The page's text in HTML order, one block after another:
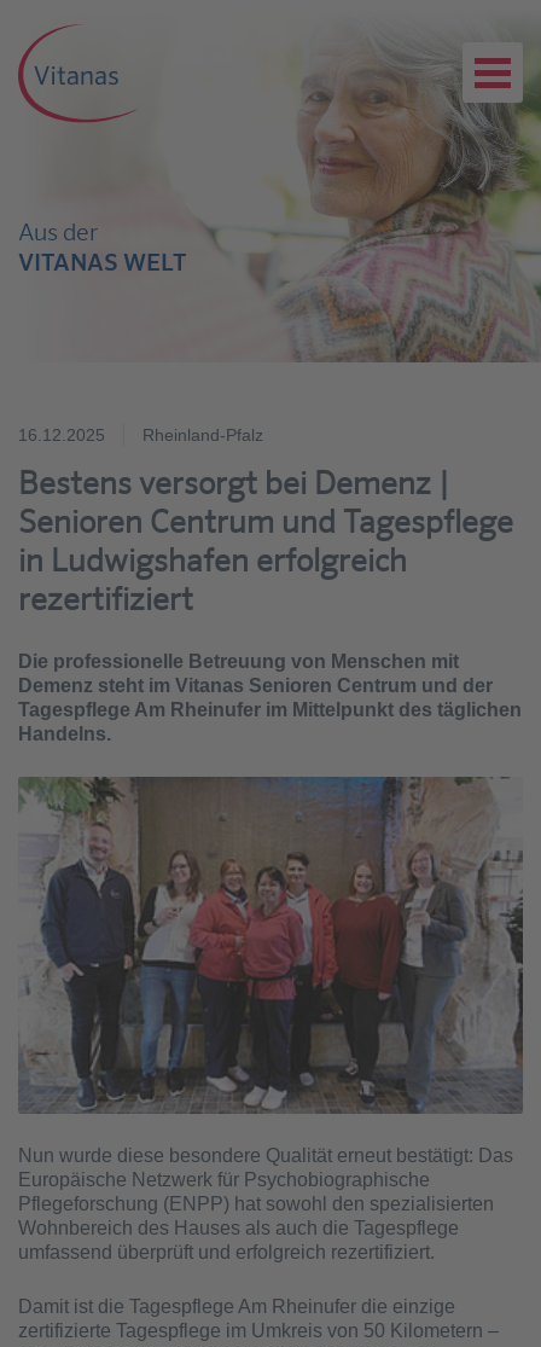
Aus der
VITANAS WELT
16.12.2025 Rheinland-Pfalz
Bestens versorgt bei Demenz |
Senioren Centrum und Tagespflege
in Ludwigshafen erfolgreich
rezertifiziert
Die professionelle Betreuung von Menschen mit
Demenz steht im Vitanas Senioren Centrum und der
Tagespflege Am Rheinufer im Mittelpunkt des täglichen
Handelns.
Nun wurde diese besondere Qualität erneut bestätigt: Das
Europäische Netzwerk für Psychobiographische
Pflegeforschung (ENPP) hat sowohl den spezialisierten
Wohnbereich des Hauses als auch die Tagespflege
umfassend überprüft und erfolgreich rezertifiziert.
Damit ist die Tagespflege Am Rheinufer die einzige
zertifizierte Tagespflege im Umkreis von 50 Kilometern –